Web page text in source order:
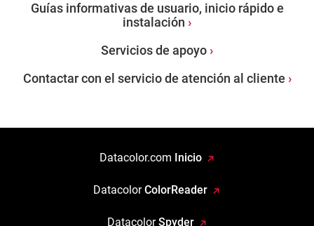
Guías informativas de usuario, inicio rápido e
instalación
Servicios de apoyo
Contactar con el servicio de atención al cliente
Datacolor.com Inicio
DatacolorColorReader
DatacolorSpyder